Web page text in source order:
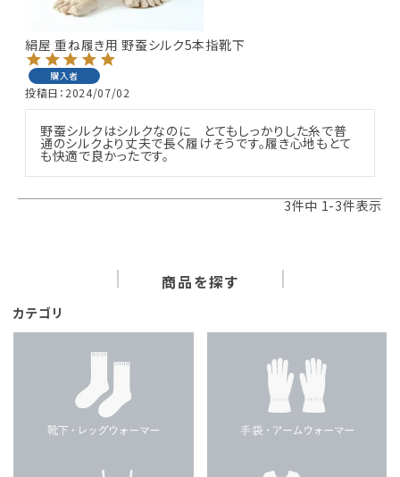
絹屋 重ね履き用 野蚕シルク5本指靴下
購入者
投稿日 2024/07/02
野蚕シルクはシルクなのに　とてもしっかりした糸で普
通のシルクより丈夫で長く履けそうです。履き心地もとて
も快適で良かったです。
3件中 1-3件表示
商品を探す
カテゴリ